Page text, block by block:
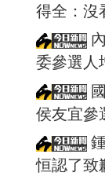
得全：沒
委參選人
侯友宜參
恒認了致